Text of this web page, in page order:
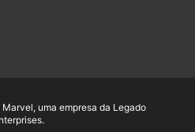
uma empresa da Legado